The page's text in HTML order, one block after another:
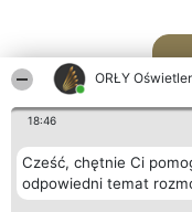
ORŁY
18:46
Cześć, chętnie Ci
odpowiedni temat